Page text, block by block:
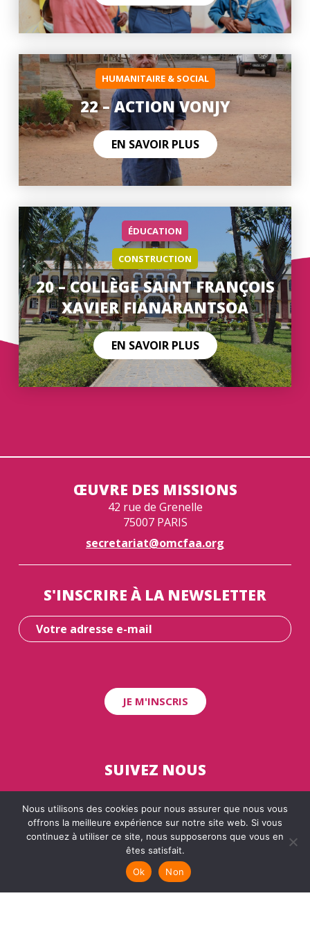
HUMANITAIRE & SOCIAL
22 – ACTION VONJY
EN SAVOIR PLUS
ÉDUCATION
CONSTRUCTION
20 – COLLÈGE SAINT FRANÇOIS
XAVIER FIANARANTSOA
EN SAVOIR PLUS
S'INSCRIRE À LA NEWSLETTER
SUIVEZ NOUS
ŒUVRE DES MISSIONS
42 rue de Grenelle
75007 PARIS
secretariat@omcfaa.org
Plan du site
Mentions légales
Nous utilisons des cookies pour nous assurer que nous vous
offrons la meilleure expérience sur notre site web. Si vous
continuez à utiliser ce site, nous supposerons que vous en
êtes satisfait.
Ok
Non